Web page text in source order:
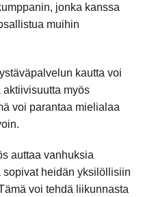
jonka kanssa
muihin
kautta voi
myös
voi parantaa mielialaa
auttaa vanhuksia
sopivat heidän yksilöllisiin
voi tehdä liikunnasta